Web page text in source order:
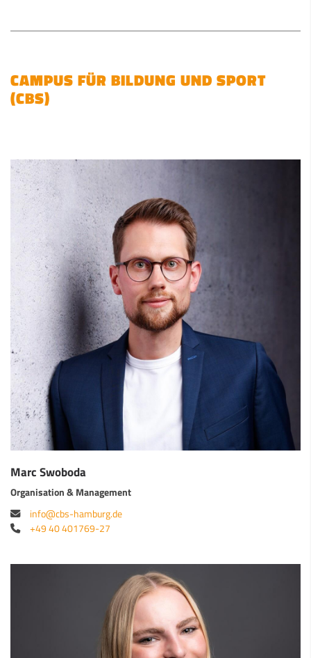
CAMPUS FÜR BILDUNG UND SPORT
(CBS)
Marc Swoboda
Organisation & Management
info@cbs-hamburg.de
+49 40 401769-27